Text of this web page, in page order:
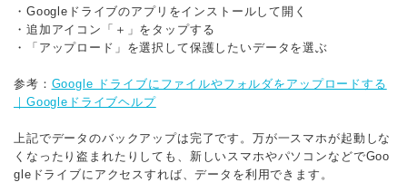
・Googleドライブのアプリをインストールして開く
・追加アイコン「＋」をタップする
・「アップロード」を選択して保護したいデータを選ぶ
参考： Google ドライブにファイルやフォルダをアップロードする
｜Googleドライブヘルプ
上記でデータのバックアップは完了です。万が一スマホが起動しな
くなったり盗まれたりしても、新しいスマホやパソコンなどでGoo
gleドライブにアクセスすれば、データを利用できます。